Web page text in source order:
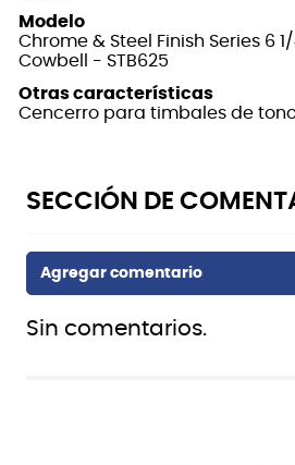
Modelo
Chrome & Steel Finish Series 6
Cowbell - STB625
Otras características
Cencerro para timbales de
Sin comentarios.